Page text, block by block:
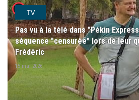
player2TV
Pas vu à la télé dans "Pékin
séquence "censurée" lors de leur
Frédéric
15 mai 2026